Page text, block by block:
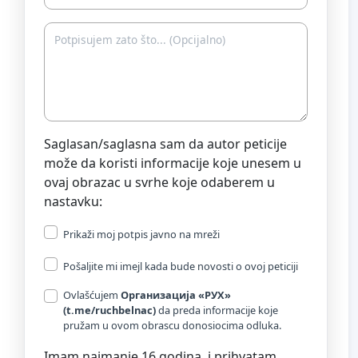
Saglasan/saglasna sam da autor peticije
može da koristi informacije koje unesem u
ovaj obrazac u svrhe koje odaberem u
nastavku:
Prikaži moj potpis javno na mreži
Pošaljite mi imejl kada bude novosti o ovoj peticiji
Ovlašćujem Организациja «РУХ»
(t.me/ruchbelnac)da preda informacije koje
pružam u ovom obrascu donosiocima odluka.